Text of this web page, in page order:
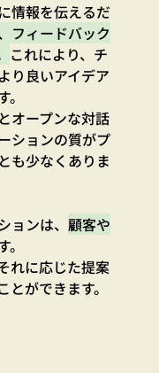
情報を伝えるだ
フィードバック
これにより、チ
り良いアイデア
オープンな対話
ションの質がプ
も少なくありま
ョンは、顧客や
れに応じた提案
ができます。